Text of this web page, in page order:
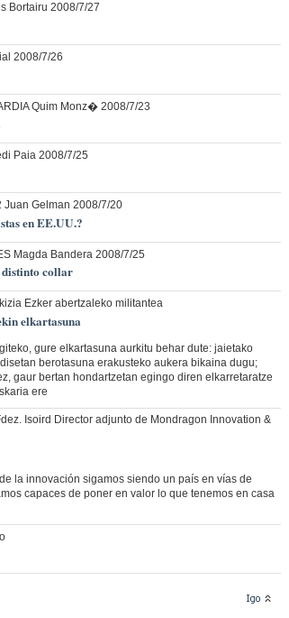
Bortairu 2008/7/27
2008/7/26
Quim Monz� 2008/7/23
Paia 2008/7/25
Gelman 2008/7/20
en EE.UU.?
Magda Bandera 2008/7/25
distinto collar
Ezker abertzaleko militantea
elkartasuna
gure elkartasuna aurkitu behar dute: jaietako
berotasuna erakusteko aukera bikaina dugu;
gaur bertan hondartzetan egingo diren elkarretaratze
ere
Isoird Director adjunto de Mondragon Innovation &
la innovación sigamos siendo un país en vías de
capaces de poner en valor lo que tenemos en casa